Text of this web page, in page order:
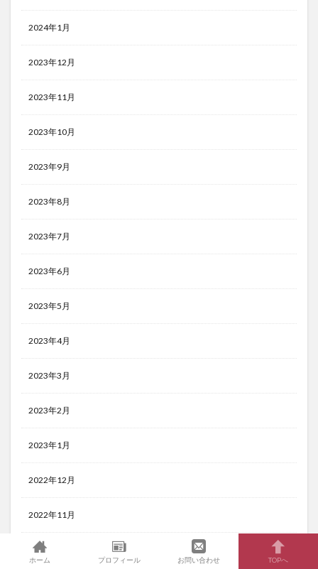
2024年1月
2023年12月
2023年11月
2023年10月
2023年9月
2023年8月
2023年7月
2023年6月
2023年5月
2023年4月
2023年3月
2023年2月
2023年1月
2022年12月
2022年11月
2022年10月
ホーム プロフィール お問い合わせ TOPへ